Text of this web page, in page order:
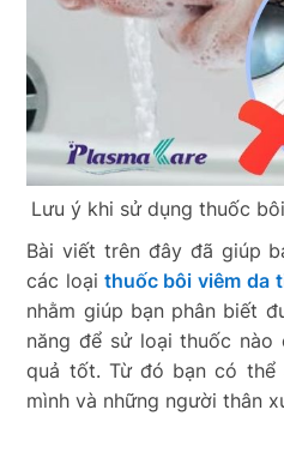
Lưu ý khi sử dụng thuốc
Bài viết trên đây đã giúp
các loại thuốc bôi viêm da
nhằm giúp bạn phân biết
năng để sử loại thuốc
quả tốt. Từ đó bạn có
mình và những người thân